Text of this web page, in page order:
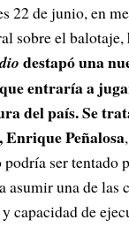
22 de junio, en
sobre el balotaje,
destapó una
entraría a
del país. Se
Enrique Peñalosa
ser tentado
asumir una de las
capacidad de